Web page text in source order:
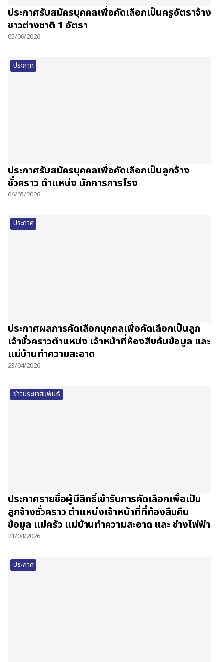
ประกาศรับสมัครบุคคลเพื่อคัดเลือกเป็นครูอัตราจ้าง
ชาวต่างชาติ 1 อัตรา
05/06/2026
ประกาศ
ประกาศรับสมัครบุคคลเพื่อคัดเลือกเป็นลูกจ้าง
ชั่วคราว ตำแหน่ง นักการภารโรง
06/05/2026
ประกาศ
ประกาศผลการคัดเลือกบุคคลเพื่อคัดเลือกเป็นลูก
เจ้าชั่วคราวตำแหน่ง เจ้าหน้าที่ห้องสืบค้นข้อมูล และ
แม่บ้านทำความสะอาด
23/04/2026
ข่าวประชาสัมพันธ์
ประกาศรายชื่อผู้มีสิทธิ์เข้ารับการคัดเลือกเพื่อเป็น
ลูกจ้างชั่วคราว ตำแหน่งเจ้าหน้าที่ที่ท้องสืบคืน
ข้อมูล แม่ครัว แม่บ้านทำความสะอาด และ ช่างไฟฟ้า
21/04/2026
ประกาศ